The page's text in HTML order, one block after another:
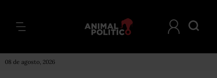
08 de agosto, 2026